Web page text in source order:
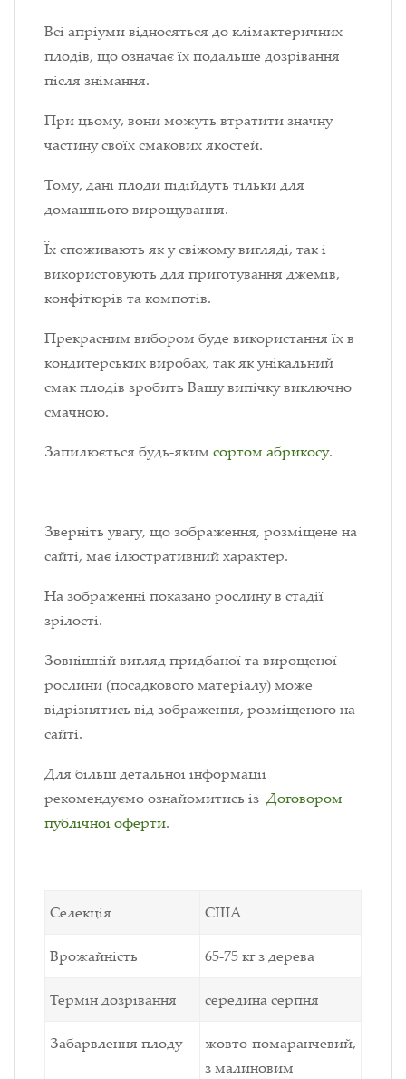
Всі апріуми відносяться до клімактеричних
плодів, що означає їх подальше дозрівання
після знімання.
При цьому, вони можуть втратити значну
частину своїх смакових якостей.
Тому, дані плоди підійдуть тільки для
домашнього вирощування.
Їх споживають як у свіжому вигляді, так і
використовують для приготування джемів,
конфітюрів та компотів.
Прекрасним вибором буде використання їх в
кондитерських виробах, так як унікальний
смак плодів зробить Вашу випічку виключно
смачною.
Запилюється будь-яким сортом абрикосу.
Зверніть увагу, що зображення, розміщене на
сайті, має ілюстративний характер.
На зображенні показано рослину в стадії
зрілості.
Зовнішній вигляд придбаної та вирощеної
рослини (посадкового матеріалу) може
відрізнятись від зображення, розміщеного на
сайті.
Для більш детальної інформації
рекомендуємо ознайомитись із Договором
публічної оферти.
Селекція США
Врожайність 65-75 кг з дерева
Термін дозрівання середина серпня
Забарвлення плоду
жовто-помаранчевий,
з малиновим